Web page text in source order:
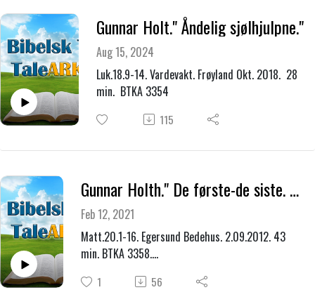
Gunnar Holt." Åndelig sjølhjulpne."
Aug 15, 2024
Luk.18.9-14. Vardevakt. Frøyland Okt. 2018. 28
min. BTKA 3354
115
Gunnar Holth." De første-de siste. De siste-de første."
Feb 12, 2021
Matt.20.1-16. Egersund Bedehus. 2.09.2012. 43
min. BTKA 3358.
1 56